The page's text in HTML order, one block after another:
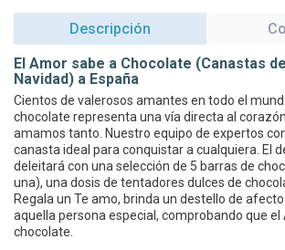
Descripción
El Amor sabe a Chocolate (Canastas
Navidad) a España
Cientos de valerosos amantes en todo el
chocolate representa una vía directa al
amamos tanto. Nuestro equipo de expertos
canasta ideal para conquistar a cualquiera. El
deleitará con una selección de 5 barras de
una), una dosis de tentadores dulces de
Regala un Te amo, brinda un destello de
aquella persona especial, comprobando que el
chocolate.